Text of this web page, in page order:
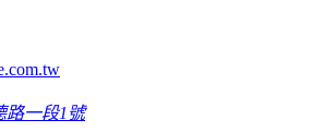
路一段1號